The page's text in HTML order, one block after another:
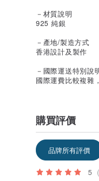
－材質說明
925 純銀
－產地/製造方式
香港設計及製作
－國際運送特別說
國際運費比較複雜
購買評價
品牌所有評價
5